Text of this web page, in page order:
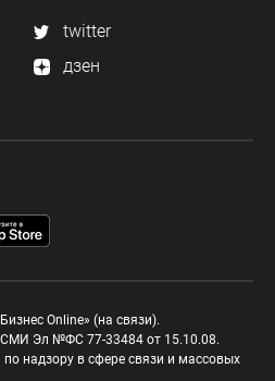
twitter
дзен
Online» (на связи).
СМИ Эл №ФС 77-33484 от 15.10.08.
надзору в сфере связи и массовых